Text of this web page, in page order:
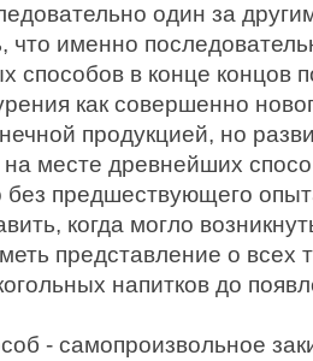
один за
что именно
способов в конце концов
как совершенно
продукцией, но
на месте древнейших
без предшествующего
когда могло
представление о всех
напитков до
- самопроизвольное